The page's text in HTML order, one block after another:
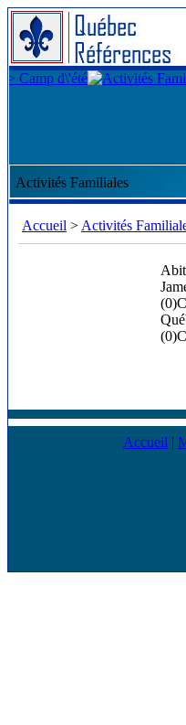
Activités Familiales
Accueil > Activités
(0)
(0)
Accueil |